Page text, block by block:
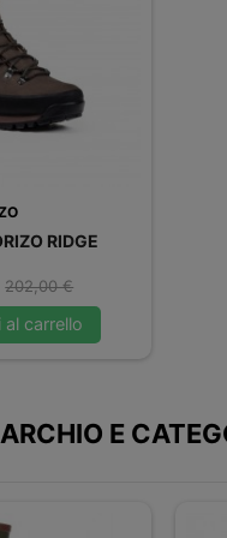
RIDGE
Prezzo
base
202,00 €
al carrello
E